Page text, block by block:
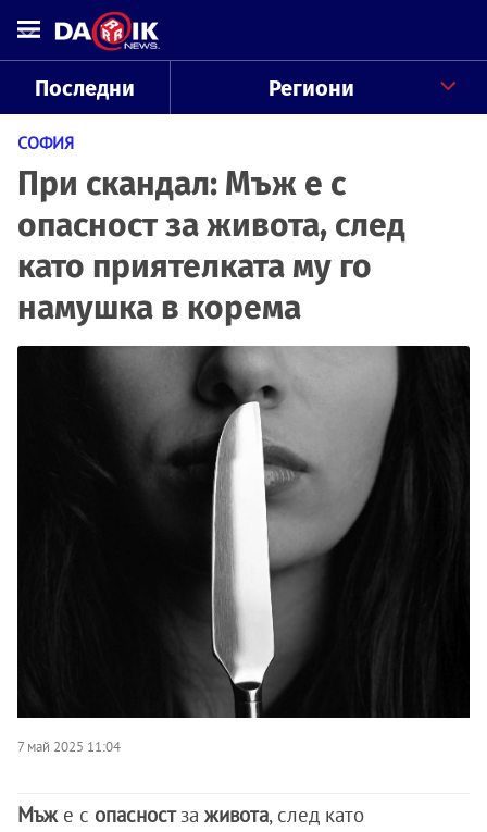
Последни Региони
СОФИЯ
При скандал: Мъж е с
опасност за живота, след
като приятелката му го
намушка в корема
7 май 2025 11:04
Мъж е с опасностза живота, след като